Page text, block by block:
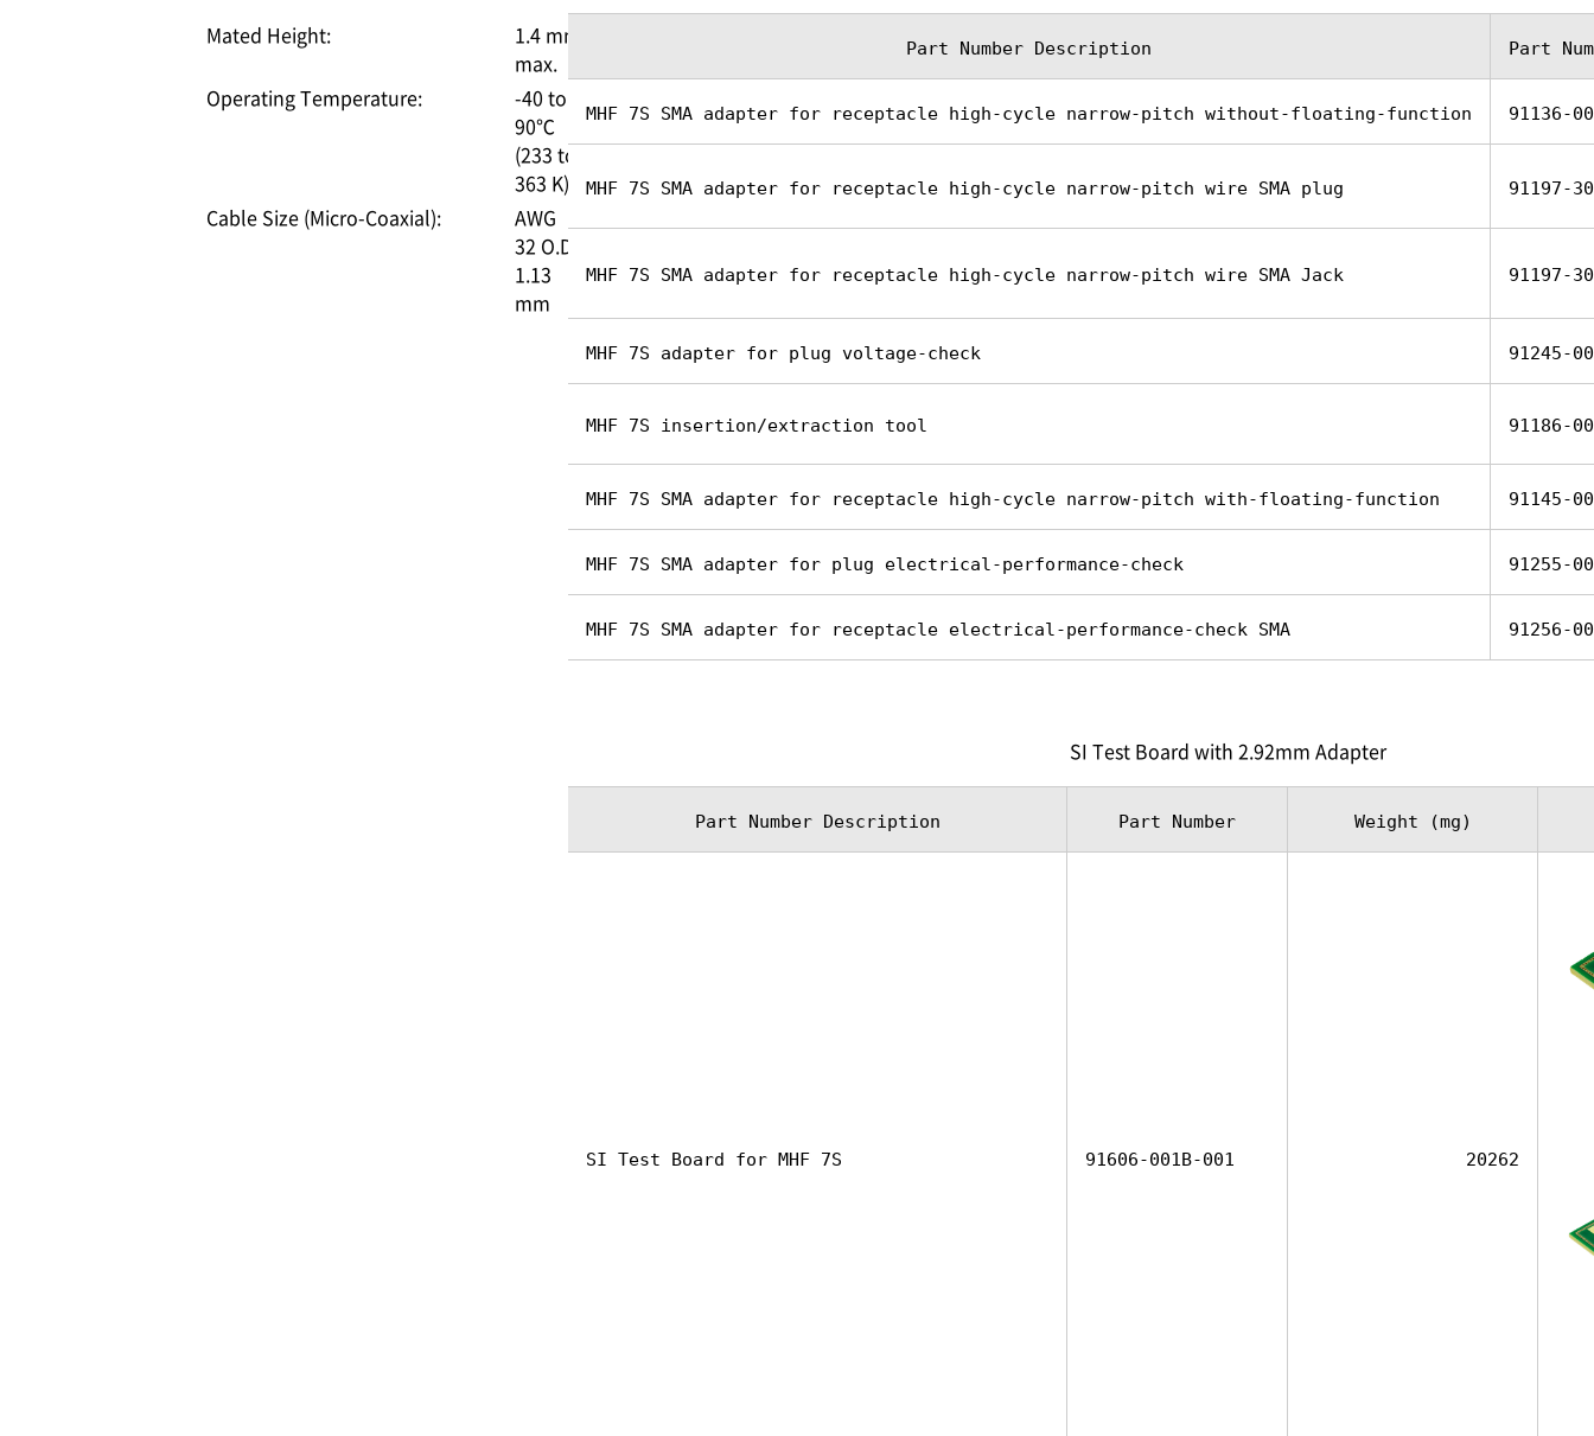
Mated Height:
1.4 mm
max.
Operating Temperature:
-40 to
90℃
(233 to
363 K)
Cable Size (Micro-Coaxial):
AWG
32 O.D.
1.13
mm
Part Number Description Part
MHF 7S SMA adapter for receptacle high-cycle narrow-pitch without-floating-function 91136-
MHF 7S SMA adapter for receptacle high-cycle narrow-pitch wire SMA plug 91197-
MHF 7S SMA adapter for receptacle high-cycle narrow-pitch wire SMA Jack 91197-
MHF 7S adapter for plug voltage-check 91245-
MHF 7S insertion/extraction tool 91186-
MHF 7S SMA adapter for receptacle high-cycle narrow-pitch with-floating-function 91145-
MHF 7S SMA adapter for plug electrical-performance-check 91255-
MHF 7S SMA adapter for receptacle electrical-performance-check SMA 91256-
SI Test Board with 2.92mm Adapter
Part Number Description Part Number Weight (mg)
SI Test Board for MHF 7S 91606-001B-001 20262